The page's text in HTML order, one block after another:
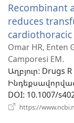
Recombinant
reduces
Omar HR, Enten
Camporesi EM.
Աղբյուր‎: Drugs
DOI‎: 10.1007/
https://